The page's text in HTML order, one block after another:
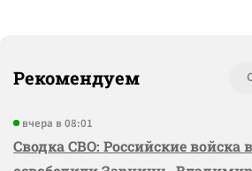
Рекомендуем
вчера в 08:01
Сводка СВО: Российские